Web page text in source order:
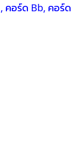
, คอร์ด Bb, คอร์ด